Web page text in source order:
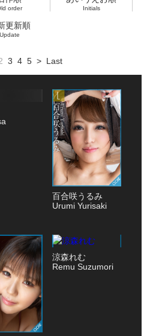
order Initials
更新順
Update
3 4 5 > Last
百合咲うるみ
Urumi Yurisaki
涼森れむ
Remu Suzumori